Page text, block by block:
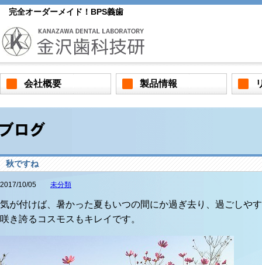
完全オーダーメイド！BPS義歯
会社概要 製品情報
秋ですね
2017/10/05 未分類
気が付けば、暑かった夏もいつの間にか過ぎ去り、過ごしや
咲き誇るコスモスもキレイです。